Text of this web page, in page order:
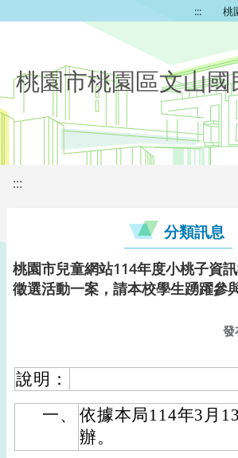
::: 桃
桃園市桃園區文山
:::
分類訊息
桃園市兒童網站114年度小桃子資
徵選活動一案，請本校學生踴躍參
發
說明：
一、
依據本局114年3月
辦。